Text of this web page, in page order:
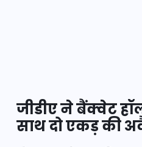
जीडीए ने बैंक्वेट
साथ दो एकड़ की